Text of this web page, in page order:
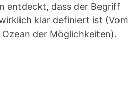
entdeckt, dass der Begriff
klar definiert ist (Vom
der Möglichkeiten).